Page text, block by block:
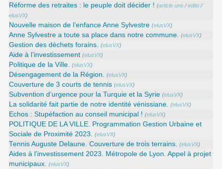
Réforme des retraites : le peuple doit décider ! (article une /edito /
elusVX)
Nouvelle maison de l’enfance Anne Sylvestre (elusVX)
Anne Sylvestre a toute sa place dans notre commune. (elusVX)
Gestion des déchets forains. (elusVX)
Aide à l’investissement (elusVX)
Politique de la Ville. (elusVX)
Désengagement de la Région. (elusVX)
Couverture de 3 courts de tennis (elusVX)
Subvention d’urgence pour la Turquie et la Syrie (elusVX)
La solidarité fait partie de notre identité vénissiane. (elusVX)
Echos : Stupéfaction au conseil municipal ! (elusVX)
POLITIQUE DE LA VILLE. Programmation Gestion Urbaine et
Sociale de Proximité 2023. (elusVX)
Tennis Auguste Delaune. Couverture de trois terrains. (elusVX)
Aides à l’investissement 2023. Métropole de Lyon. Appel à projet
municipaux. (elusVX)